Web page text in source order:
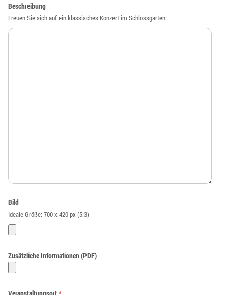
Beschreibung
Freuen Sie sich auf ein klassisches Konzert im Schlossgarten.
Bild
Ideale Größe: 700 x 420 px (5:3)
Zusätzliche Informationen (PDF)
Veranstaltungsort*